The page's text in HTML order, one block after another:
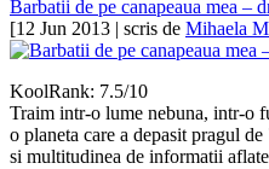
Barbatii de pe canapeaua mea –
[12 Jun 2013 | scris de Mihaela
KoolRank: 7.5/10
Traim intr-o lume nebuna, intr-o
o planeta care a depasit pragul
si multitudinea de informatii